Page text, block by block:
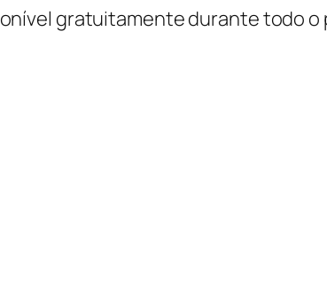
gratuitamente durante todo o